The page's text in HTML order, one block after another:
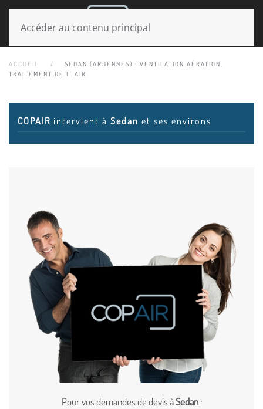
Accéder au contenu principal
ACCUEIL
SEDAN (ARDENNES) : VENTILATION AÉRATION,
TRAITEMENT DE L’ AIR
COPAIR intervient à Sedan et ses environs
Pour vos demandes de devis àSedan: